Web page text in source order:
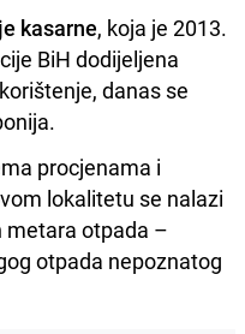
kasarne, koja je 2013.
BiH dodijeljena
danas se
procjenama i
lokalitetu se nalazi
metara otpada –
otpada nepoznatog